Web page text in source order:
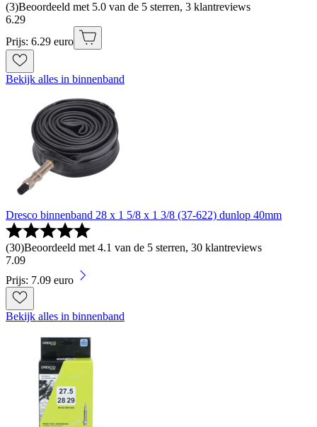
(3)Beoordeeld met 5.0 van de 5 sterren, 3 klantreviews
6.29
Prijs: 6.29 euro
Bekijk alles in binnenband
Dresco binnenband 28 x 1 5/8 x 1 3/8 (37-622) dunlop 40mm
(30)Beoordeeld met 4.1 van de 5 sterren, 30 klantreviews
7.09
Prijs: 7.09 euro
Bekijk alles in binnenband